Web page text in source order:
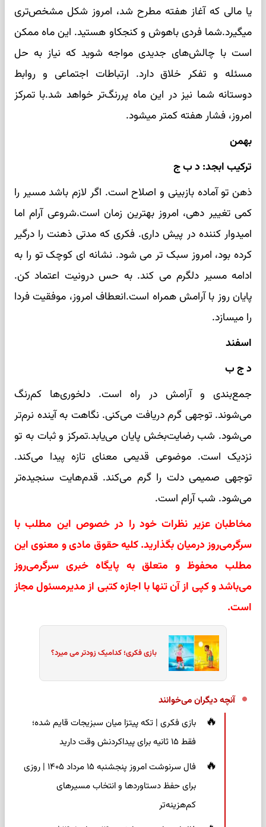
یا مالی که آغاز هفته مطرح شد، امروز شکل مشخص‌تری
میگیرد.شما فردی باهوش و کنجکاو هستید. این ماه ممکن
است با چالش‌های جدیدی مواجه شوید که نیاز به حل
مسئله و تفکر خلاق دارد. ارتباطات اجتماعی و روابط
دوستانه شما نیز در این ماه پررنگ‌تر خواهد شد.با تمرکز
امروز، فشار هفته کمتر میشود.
بهمن
ترکیب ابجد: د ب ج
ذهن تو آماده بازبینی و اصلاح است. اگر لازم باشد مسیر را
کمی تغییر دهی، امروز بهترین زمان است.شروعی آرام اما
امیدوار کننده در پیش داری. فکری که مدتی ذهنت را درگیر
کرده بود، امروز سبک‌ تر می‌ شود. نشانه‌ ای کوچک تو را به
ادامه مسیر دلگرم می‌ کند. به حس درونیت اعتماد کن.
پایان روز با آرامش همراه است.انعطاف امروز، موفقیت فردا
را میسازد.
اسفند
د ج ب
جمع‌بندی و آرامش در راه است. دلخوری‌ها کم‌رنگ
می‌شوند. توجهی گرم دریافت می‌کنی. نگاهت به آینده نرم‌تر
می‌شود. شب رضایت‌بخش پایان می‌یابد.تمرکز و ثبات به تو
نزدیک است. موضوعی قدیمی معنای تازه پیدا می‌کند.
توجهی صمیمی دلت را گرم می‌کند. قدم‌هایت سنجیده‌تر
می‌شود. شب آرام است.
مخاطبان عزیر نظرات خود را در خصوص این مطلب با
سرگرمی‌روز درمیان بگذارید. کلیه حقوق مادی و معنوی این
مطلب محفوظ و متعلق به پایگاه خبری سرگرمی‌روز
می‌باشد و کپی از آن تنها با اجازه کتبی از مدیرمسئول مجاز
است.
بازی فکری؛ کدامیک زودتر می میرد؟
آنچه دیگران می‌خوانند
بازی فکری | تکه پیتزا میان سبزیجات قایم شده؛
فقط ۱۵ ثانیه برای پیداکردنش وقت دارید
فال سرنوشت امروز پنجشنبه ۱۵ مرداد ۱۴۰۵ | روزی
برای حفظ دستاوردها و انتخاب مسیرهای
کم‌هزینه‌تر